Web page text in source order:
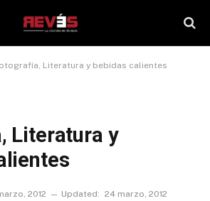
Literatura y bebidas calientes
Literatura y
2012 Updated: 24 marzo, 2012